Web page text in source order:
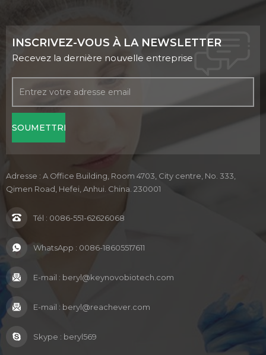
INSCRIVEZ-VOUS À LA NEWSLETTER
Recevez la dernière nouvelle entreprise
Adresse : A Office Building, Room 4703, City centre, No. 333,
Qimen Road, Hefei, Anhui. China. 230001
Tél : 0086-551-62626068
WhatsApp : 0086-18605517611
E-mail : beryl@keynovobiotech.com
E-mail : beryl@reachever.com
Skype : beryl569